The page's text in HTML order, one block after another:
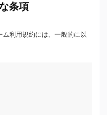
条項
利用規約には、一般的に以